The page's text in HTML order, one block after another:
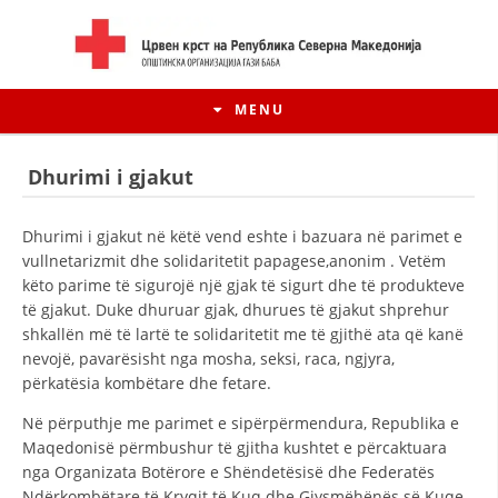
MENU
HISTORIA E LËVIZJES
HISTORIA E KRYQIT TË KUQ
Dhurimi i gjakut
Dhurimi i gjakut në këtë vend eshte i bazuara në parimet e
vullnetarizmit dhe solidaritetit papagese,anonim . Vetëm
këto parime të sigurojë një gjak të sigurt dhe të produkteve
të gjakut. Duke dhuruar gjak, dhurues të gjakut shprehur
shkallën më të lartë te solidaritetit me të gjithë ata që kanë
nevojë, pavarësisht nga mosha, seksi, raca, ngjyra,
përkatësia kombëtare dhe fetare.
Në përputhje me parimet e sipërpërmendura, Republika e
Maqedonisë përmbushur të gjitha kushtet e përcaktuara
nga Organizata Botërore e Shëndetësisë dhe Federatës